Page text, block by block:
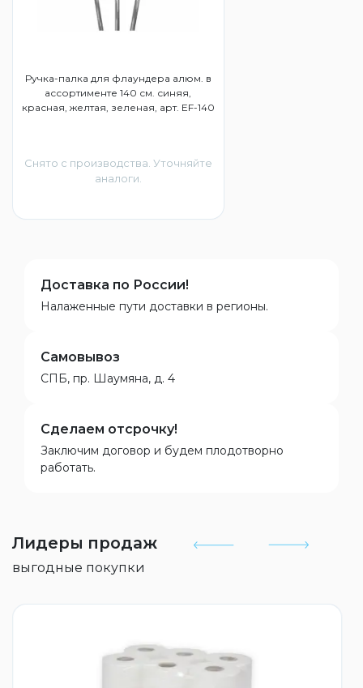
Ручка-палка для флаундера алюм. в
ассортименте 140 см. синяя,
красная, желтая, зеленая, арт. EF-140
Снято с производства. Уточняйте
аналоги.
Доставка по России!
Налаженные пути доставки в регионы.
Самовывоз
СПБ, пр. Шаумяна, д. 4
Сделаем отсрочку!
Заключим договор и будем плодотворно
работать.
Лидеры продаж
выгодные покупки